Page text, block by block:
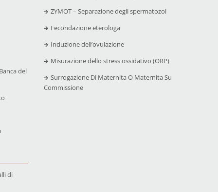
del
ZYMOT – Separazione degli spermatozoi
Fecondazione eterologa
Induzione dell’ovulazione
Misurazione dello stress ossidativo (ORP)
Surrogazione Dì Maternita O Maternita Su
Commissione
di